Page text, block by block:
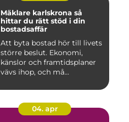
Mäklare karlskrona så
hittar du rätt stöd i din
bostadsaffär
Att byta bostad hör till livets
större beslut. Ekonomi,
känslor och framtidsplaner
vävs ihop, och må...
04. apr